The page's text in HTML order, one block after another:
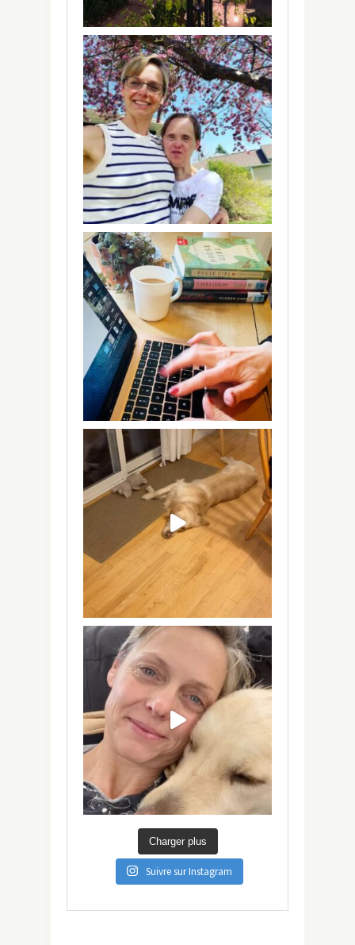
Charger plus
Suivre sur Instagram